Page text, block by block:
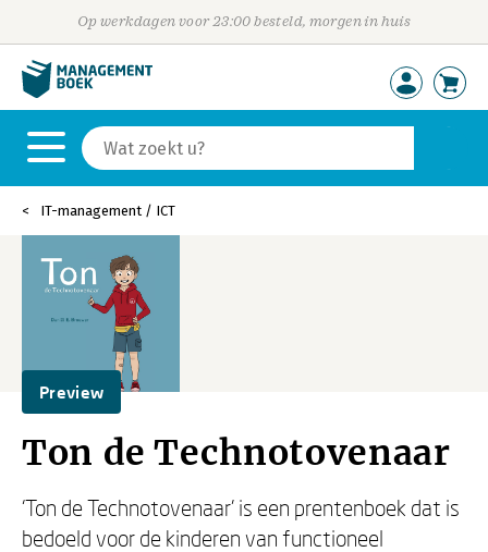
Op werkdagen voor 23:00 besteld, morgen in huis
IT-management / ICT
Preview
Ton de Technotovenaar
‘Ton de Technotovenaar’ is een prentenboek dat is
bedoeld voor de kinderen van functioneel